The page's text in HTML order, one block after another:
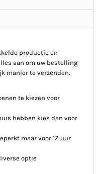
productie en
aan om uw bestelling
manier te verzenden.
te kiezen voor
hebben kies dan voor
maar voor 12 uur
optie